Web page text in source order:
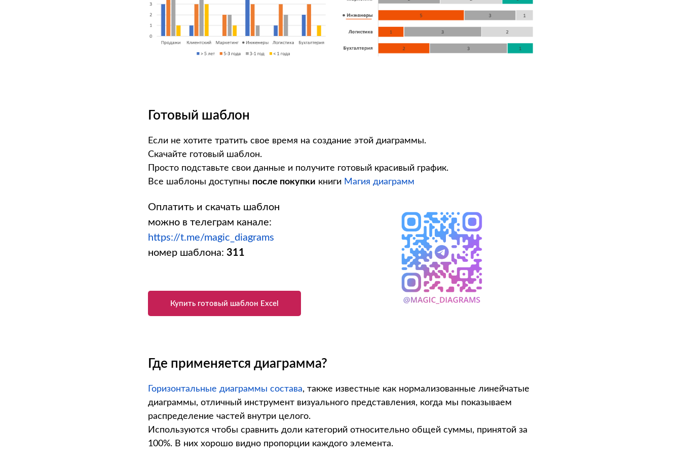
Готовый шаблон
Если не хотите тратить свое время на создание этой диаграммы.
Скачайте готовый шаблон.
Просто подставьте свои данные и получите готовый красивый график.
Все шаблоны доступны после покупки книги Магия диаграмм
Оплатить и скачать шаблон
можно в телеграм канале:
https://t.me/magic_diagrams
номер шаблона: 311
Купить готовый шаблон Excel
Где применяется диаграмма?
Горизонтальные диаграммы состава, также известные как нормализованные линейчатые
диаграммы, отличный инструмент визуального представления, когда мы показываем
распределение частей внутри целого.
Используются чтобы сравнить доли категорий относительно общей суммы, принятой за
100%. В них хорошо видно пропорции каждого элемента.